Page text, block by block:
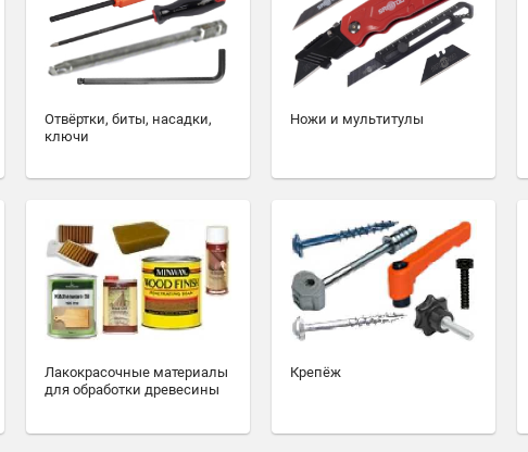
Отвёртки, биты, насадки,
ключи
Ножи и мультитулы
Лакокрасочные материалы
для обработки древесины
Крепёж